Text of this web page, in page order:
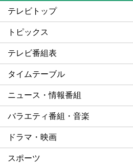
テレビトップ
トピックス
テレビ番組表
タイムテーブル
ニュース・情報番組
バラエティ番組・音楽
ドラマ・映画
スポーツ